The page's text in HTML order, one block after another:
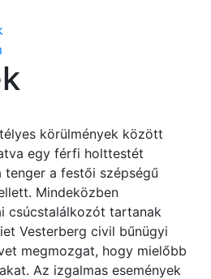
körülmények között
egy férfi holttestét
a festői szépségű
Mindeközben
csúcstalálkozót tartanak
Vesterberg civil bűnügyi
megmozgat, hogy mielőbb
Az izgalmas események